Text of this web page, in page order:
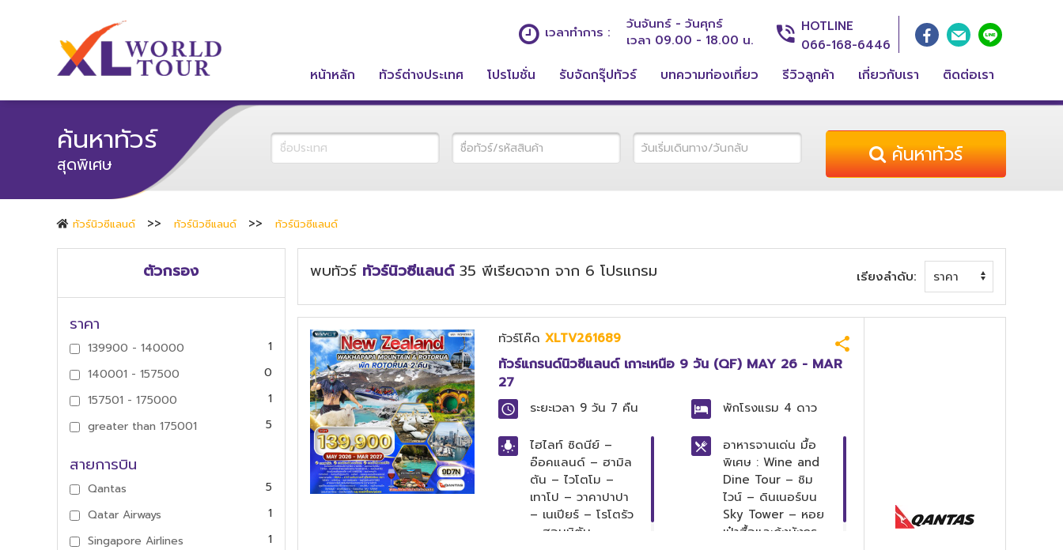
เวลาทำการ :
วันจันทร์ - วันศุกร์
เวลา 09.00 - 18.00 น.
HOTLINE
066-168-6446
หน้าหลัก ทัวร์ต่างประเทศ โปรโมชั่น รับจัดกรุ๊ปทัวร์ บทความท่องเที่ยว รีวิวลูกค้า เกี่ยวกับเรา ติดต่อเรา
ค้นหาทัวร์
สุดพิเศษ ค้นหาทัวร์
ทัวร์นิวซีแลนด์ ทัวร์นิวซีแลนด์ ทัวร์นิวซีแลนด์
ตัวกรอง
ราคา
139900 - 140000
1
140001 - 157500
0
157501 - 175000
1
greater than 175001
5
สายการบิน
Qantas
5
Qatar Airways
1
Singapore Airlines
1
พบทัวร์ ทัวร์นิวซีแลนด์ 35 พีเรียดจาก จาก 6 โปรแกรม เรียงลำดับ:
ทัวร์โค๊ดXLTV261689
ทัวร์แกรนด์นิวซีแลนด์ เกาะเหนือ 9 วัน (QF) MAY 26 - MAR
27
ระยะเวลา 9 วัน 7 คืน พักโรงแรม 4 ดาว
ไฮไลท์ ซิดนีย์ –
อ๊อคแลนด์ – ฮามิล
ตัน – ไวโตโม –
เทาโป – วาคาปาปา
– เนเปียร์ – โรโตรัว
– ฮอบบิตัน
อาหารจานเด่น มื้อ
พิเศษ : Wine and
Dine Tour – ชิม
ไวน์ – ดินเนอร์บน
Sky Tower – หอย
เป๋าฮื้อและกุ้งมังกร